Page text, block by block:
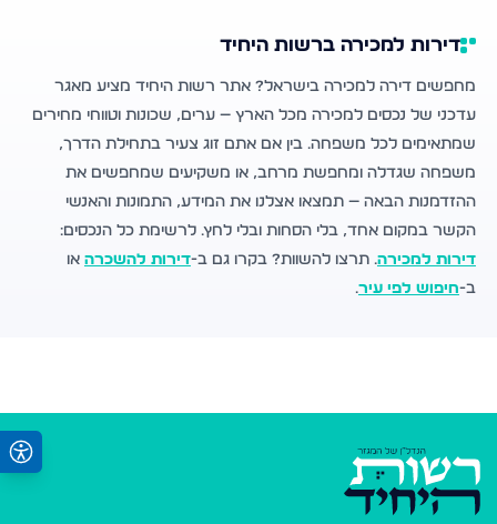
דירות למכירה ברשות היחיד
מחפשים דירה למכירה בישראל? אתר רשות היחיד מציע מאגר
עדכני של נכסים למכירה מכל הארץ — ערים, שכונות וטווחי מחירים
שמתאימים לכל משפחה. בין אם אתם זוג צעיר בתחילת הדרך,
משפחה שגדלה ומחפשת מרחב, או משקיעים שמחפשים את
ההזדמנות הבאה — תמצאו אצלנו את המידע, התמונות והאנשי
הקשר במקום אחד, בלי הסחות ובלי לחץ. לרשימת כל הנכסים:
דירות למכירה. תרצו להשוות? בקרו גם ב-דירות להשכרה או
ב-חיפוש לפי עיר.